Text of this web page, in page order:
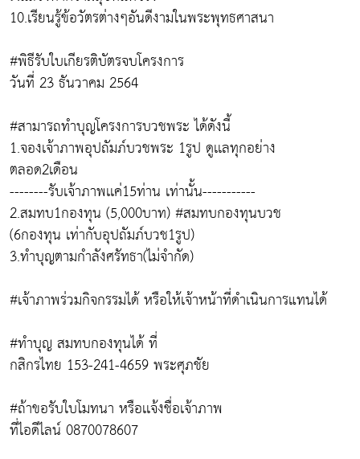
10.เรียนรู้ข้อวัตรต่างๆอันดีงามในพระพุทธศาสนา
#พิธีรับใบเกียรติบัตรจบโครงการ
วันที่ 23 ธันวาคม 2564
#สามารถทำบุญโครงการบวชพระ ได้ดังนี้
1.จองเจ้าภาพอุปถัมภ์บวชพระ 1รูป ดูเเลทุกอย่าง
ตลอด2เดือน
--------รับเจ้าภาพเเค่15ท่าน เท่านั้น-----------
2.สมทบ1กองทุน (5,000บาท) #สมทบกองทุนบวช
(6กองทุน เท่ากับอุปถัมภ์บวช1รูป)
3.ทำบุญตามกำลังศรัทธา(ไม่จำกัด)
#เจ้าภาพร่วมกิจกรรมได้ หรือให้เจ้าหน้าที่ดำเนินการแทนได้
#ทำบุญ สมทบกองทุนได้ ที่
กสิกรไทย 153-241-4659 พระศุภชัย
#ถ้าขอรับใบโมทนา หรือเเจ้งชื่อเจ้าภาพ
ที่ไอดีไลน์ 0870078607